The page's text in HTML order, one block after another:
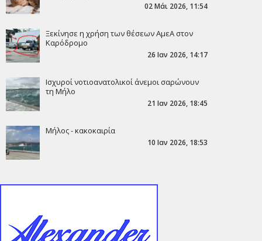
02 Μάι 2026, 11:54
Ξεκίνησε η χρήση των θέσεων ΑμεΑ στον
Καρόδρομο
26 Ιαν 2026, 14:17
Ισχυροί νοτιοανατολικοί άνεμοι σαρώνουν
τη Μήλο
21 Ιαν 2026, 18:45
Μήλος - κακοκαιρία
10 Ιαν 2026, 18:53